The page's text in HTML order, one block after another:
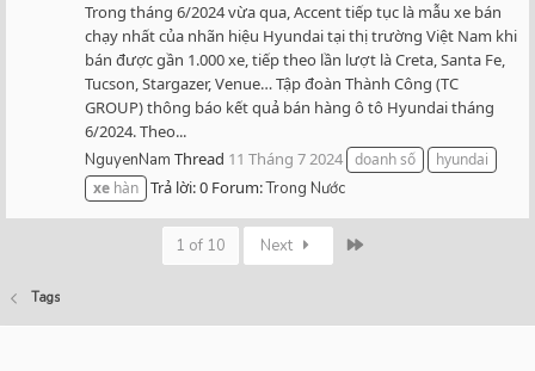
Trong tháng 6/2024 vừa qua, Accent tiếp tục là mẫu xe bán
chạy nhất của nhãn hiệu Hyundai tại thị trường Việt Nam khi
bán được gần 1.000 xe, tiếp theo lần lượt là Creta, Santa Fe,
Tucson, Stargazer, Venue… Tập đoàn Thành Công (TC
GROUP) thông báo kết quả bán hàng ô tô Hyundai tháng
6/2024. Theo...
NguyenNam Thread 11 Tháng 7 2024 doanh số
hyundai
xe hàn Trả lời: 0 Forum:Trong Nước
1 of 10 Next
Tags